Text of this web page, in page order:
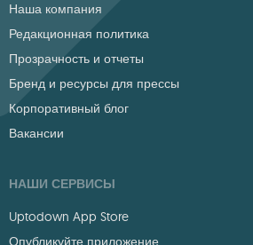
Наша компания
Редакционная политика
Прозрачность и отчеты
Бренд и ресурсы для прессы
Корпоративный блог
Вакансии
НАШИ СЕРВИСЫ
Uptodown App Store
Опубликуйте приложение